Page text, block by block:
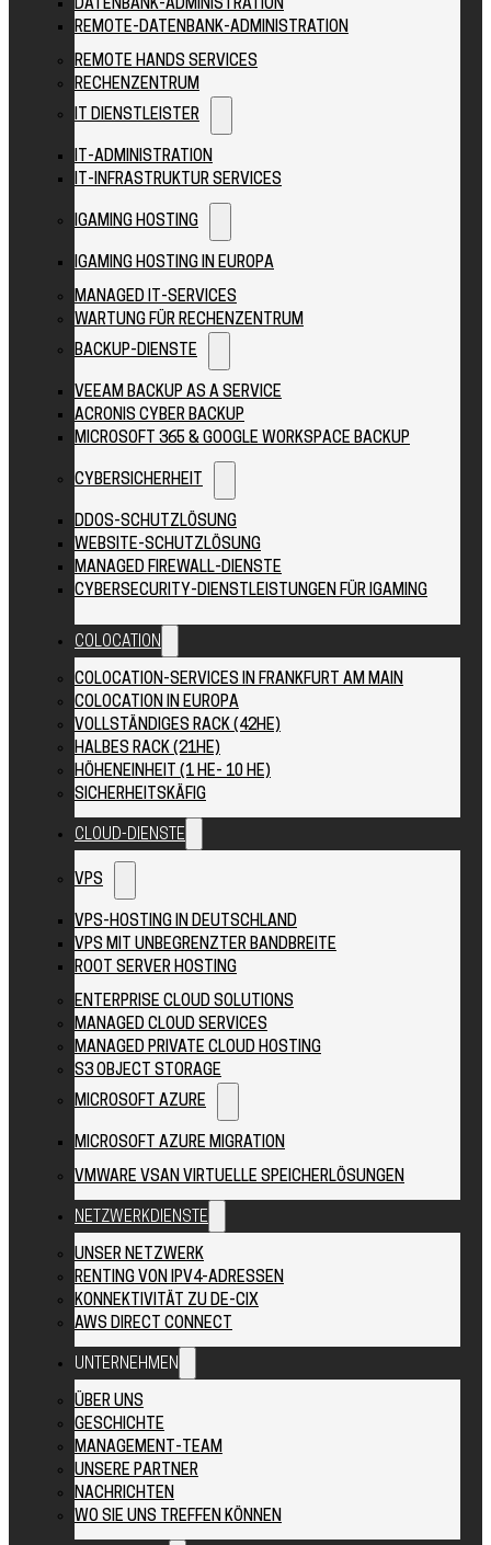
DATENBANK-ADMINISTRATION
REMOTE-DATENBANK-ADMINISTRATION
REMOTE HANDS SERVICES
RECHENZENTRUM
IT DIENSTLEISTER
IT-ADMINISTRATION
IT-INFRASTRUKTUR SERVICES
IGAMING HOSTING
IGAMING HOSTING IN EUROPA
MANAGED IT-SERVICES
WARTUNG FÜR RECHENZENTRUM
BACKUP-DIENSTE
VEEAM BACKUP AS A SERVICE
ACRONIS CYBER BACKUP
MICROSOFT 365 & GOOGLE WORKSPACE BACKUP
CYBERSICHERHEIT
DDOS-SCHUTZLÖSUNG
WEBSITE-SCHUTZLÖSUNG
MANAGED FIREWALL-DIENSTE
CYBERSECURITY-DIENSTLEISTUNGEN FÜR IGAMING
COLOCATION
COLOCATION-SERVICES IN FRANKFURT AM MAIN
COLOCATION IN EUROPA
VOLLSTÄNDIGES RACK (42HE)
HALBES RACK (21HE)
HÖHENEINHEIT (1 HE- 10 HE)
SICHERHEITSKÄFIG
CLOUD-DIENSTE
VPS
VPS-HOSTING IN DEUTSCHLAND
VPS MIT UNBEGRENZTER BANDBREITE
ROOT SERVER HOSTING
ENTERPRISE CLOUD SOLUTIONS
MANAGED CLOUD SERVICES
MANAGED PRIVATE CLOUD HOSTING
S3 OBJECT STORAGE
MICROSOFT AZURE
MICROSOFT AZURE MIGRATION
VMWARE VSAN VIRTUELLE SPEICHERLÖSUNGEN
NETZWERKDIENSTE
UNSER NETZWERK
RENTING VON IPV4-ADRESSEN
KONNEKTIVITÄT ZU DE-CIX
AWS DIRECT CONNECT
UNTERNEHMEN
ÜBER UNS
GESCHICHTE
MANAGEMENT-TEAM
UNSERE PARTNER
NACHRICHTEN
WO SIE UNS TREFFEN KÖNNEN